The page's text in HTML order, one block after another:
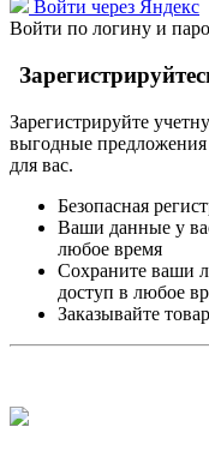
Войти через Яндекс
Войти по логину и
Зарегистрируйте
выгодные
для вас.
Безопасная
Ваши данные у
любое время
Сохраните ваши
доступ в любое
Заказывайте